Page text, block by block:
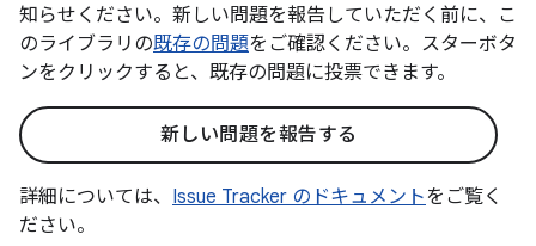
知らせください。新しい問題を報告していただく前に、こ
のライブラリの既存の問題をご確認ください。スターボタ
ンをクリックすると、既存の問題に投票できます。
新しい問題を報告する
詳細については、 Issue Tracker のドキュメントをご覧く
ださい。